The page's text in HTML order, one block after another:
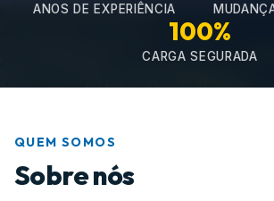
ANOS DE EXPERIÊNCIA
100%
CARGA SEGURADA
QUEM SOMOS
Sobre nós